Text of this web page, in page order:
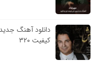
دانلود آهنگ
کیفیت ۳۲۰